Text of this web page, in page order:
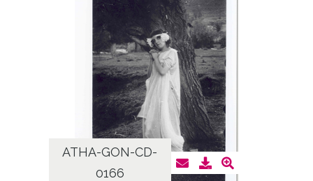
ATHA-GON-CD-
0166